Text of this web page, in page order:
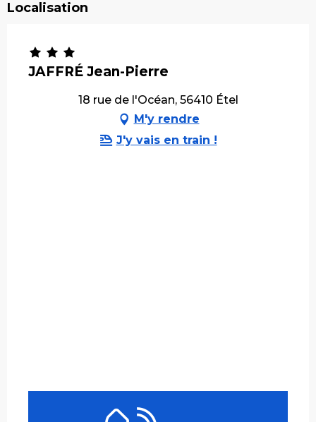
Localisation
JAFFRÉ Jean-Pierre
18 rue de l'Océan, 56410 Étel
M'y rendre
J'y vais en train !